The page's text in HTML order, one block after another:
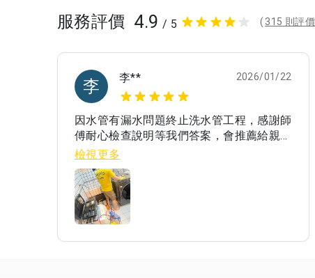
服務評價 4.9 / 5 ( 315 則評價
李 李** 2026/01/22
因水管有漏水問題終止洗水管工程，感謝師
傅耐心檢查說明等我們答案，會推薦給親朋
好友你們家👍
檢視更多